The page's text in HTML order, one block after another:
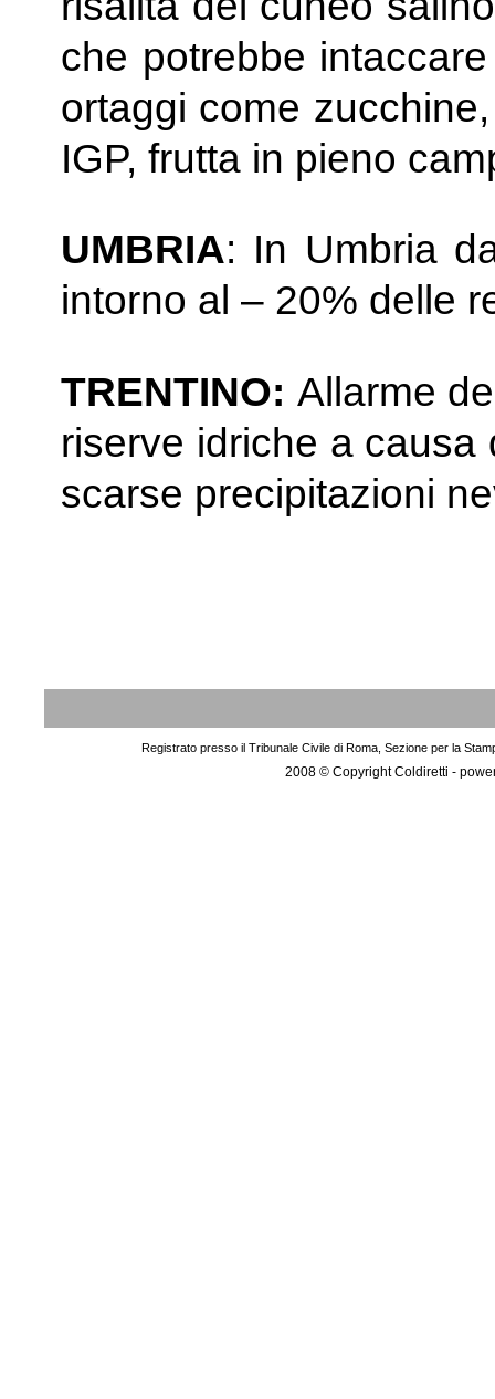
che potrebbe
ortaggi come
IGP, frutta in pieno
UMBRIA: In Umbria
intorno al – 20% delle
TRENTINO: Allarme
riserve idriche a
scarse precipitazioni
Registrato presso il Tribunale Civile di Roma, Sezione per la
2008 © Copyright Coldiretti -